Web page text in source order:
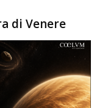
di Venere